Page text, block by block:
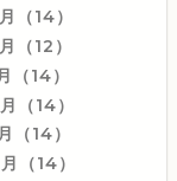
（14）
（12）
（14）
（14）
（14）
（14）